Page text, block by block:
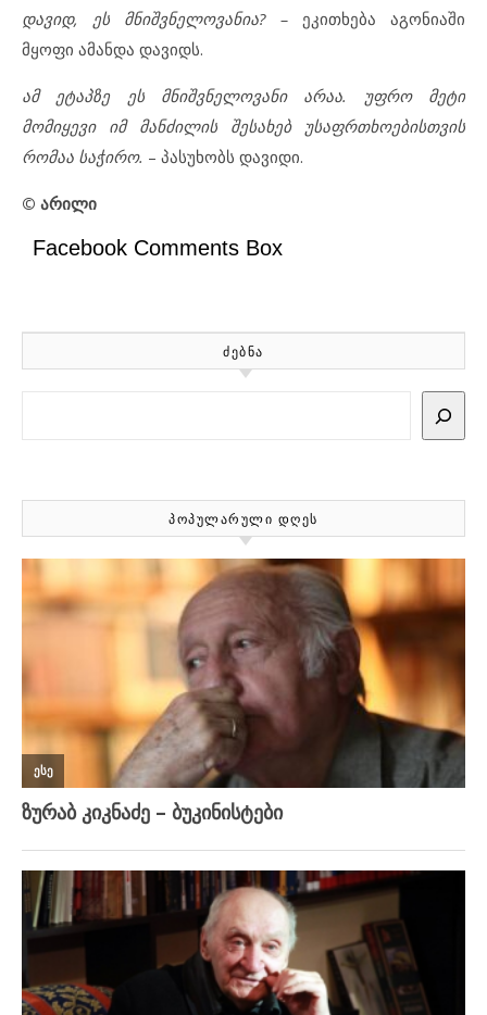
დავიდ, ეს მნიშვნელოვანია? – ეკითხება აგონიაში
მყოფი ამანდა დავიდს.
ამ ეტაპზე ეს მნიშვნელოვანი არაა. უფრო მეტი
მომიყევი იმ მანძილის შესახებ უსაფრთხოებისთვის
რომაა საჭირო. – პასუხობს დავიდი.
© არილი
Facebook Comments Box
ᲫᲔᲑᲜᲐ
ᲞᲝᲞᲣᲚᲐᲠᲣᲚᲘ ᲓᲦᲔᲡ